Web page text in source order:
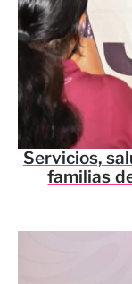
Servicios,
familias